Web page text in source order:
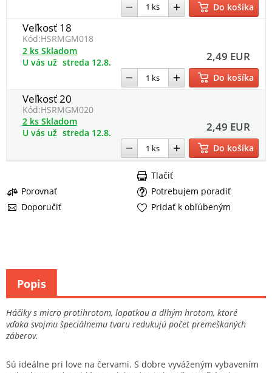
Do košíka
Veľkosť 18
Kód:HSRMGM018
2,49 EUR
2 ks Skladom
U vás už streda 12.8.
Do košíka
Veľkosť 20
Kód:HSRMGM020
2,49 EUR
2 ks Skladom
U vás už streda 12.8.
Do košíka
Porovnať
Potrebujem poradiť
Doporučiť
Tlačiť
Pridať k obľúbeným
Háčiky s micro protihrotom, lopatkou a dlhým hrotom, ktoré
vďaka svojmu špeciálnemu tvaru redukujú počet premeškaných
záberov.
Sú ideálne pri love na červami. S dobre vyváženým vybavením
Popis